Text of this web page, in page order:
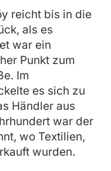
reicht bis in die
als es
war ein
Punkt zum
Im
es sich zu
Händler aus
war der
wo Textilien,
wurden.